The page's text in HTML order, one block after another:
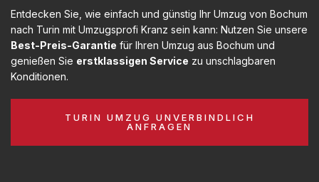
Entdecken Sie, wie einfach und günstig Ihr Umzug von Bochum
nach Turin mit Umzugsprofi Kranz sein kann: Nutzen Sie unsere
Best-Preis-Garantie für Ihren Umzug aus Bochum und
genießen Sie erstklassigen Service zu unschlagbaren
Konditionen.
TURIN UMZUG UNVERBINDLICH
ANFRAGEN